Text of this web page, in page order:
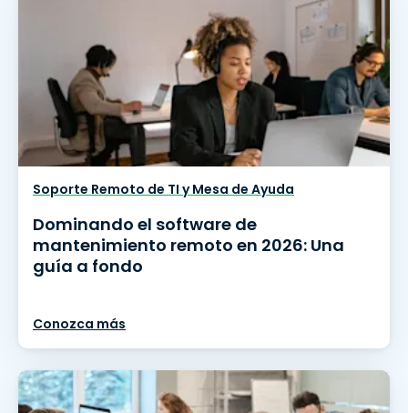
Soporte Remoto de TI y Mesa de Ayuda
Dominando el software de
mantenimiento remoto en 2026: Una
guía a fondo
Conozca más